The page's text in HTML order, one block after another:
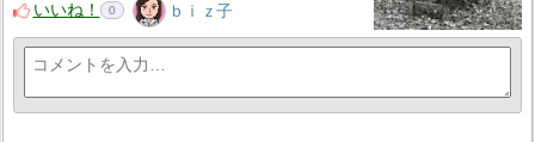
いいね！
0 ｂｉｚ子